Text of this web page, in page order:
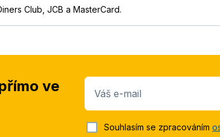
Club, JCB a MasterCard.
ve
Váš e-mail
Souhlasím se zpracováním